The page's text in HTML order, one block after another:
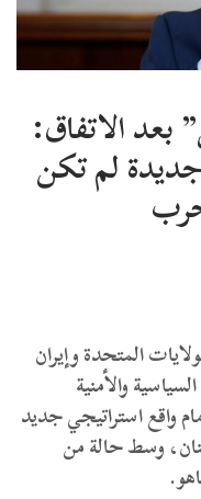
الاتفاق:
لم تكن
المتحدة وإيران
والأمنية
واقع استراتيجي جديد
وسط حالة من